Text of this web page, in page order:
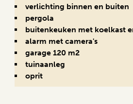
verlichting binnen en buiten
pergola
buitenkeuken met koelkast
alarm met camera's
garage 120 m2
tuinaanleg
oprit